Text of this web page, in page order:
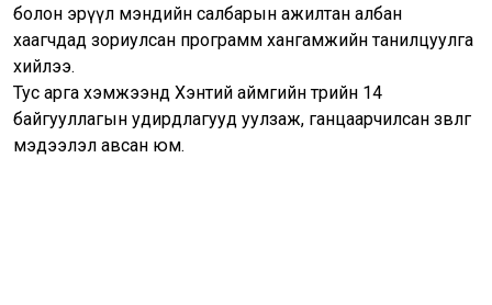
болон эрүүл мэндийн салбарын ажилтан албан
хаагчдад зориулсан программ хангамжийн танилцуулга
хийлээ.
Тус арга хэмжээнд Хэнтий аймгийн төрийн 14
байгууллагын удирдлагууд уулзаж, ганцаарчилсан зөвлөгөө
мэдээлэл авсан юм.